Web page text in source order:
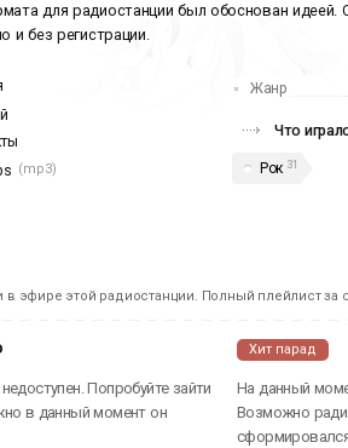
для радиостанции был обоснован
и без регистрации.
(mp3)
Жанр
Что
Рок 31
эфире этой радиостанции. Полный плейлист за
Попробуйте зайти
в данный момент он
Хит парад
На данный
Возможно